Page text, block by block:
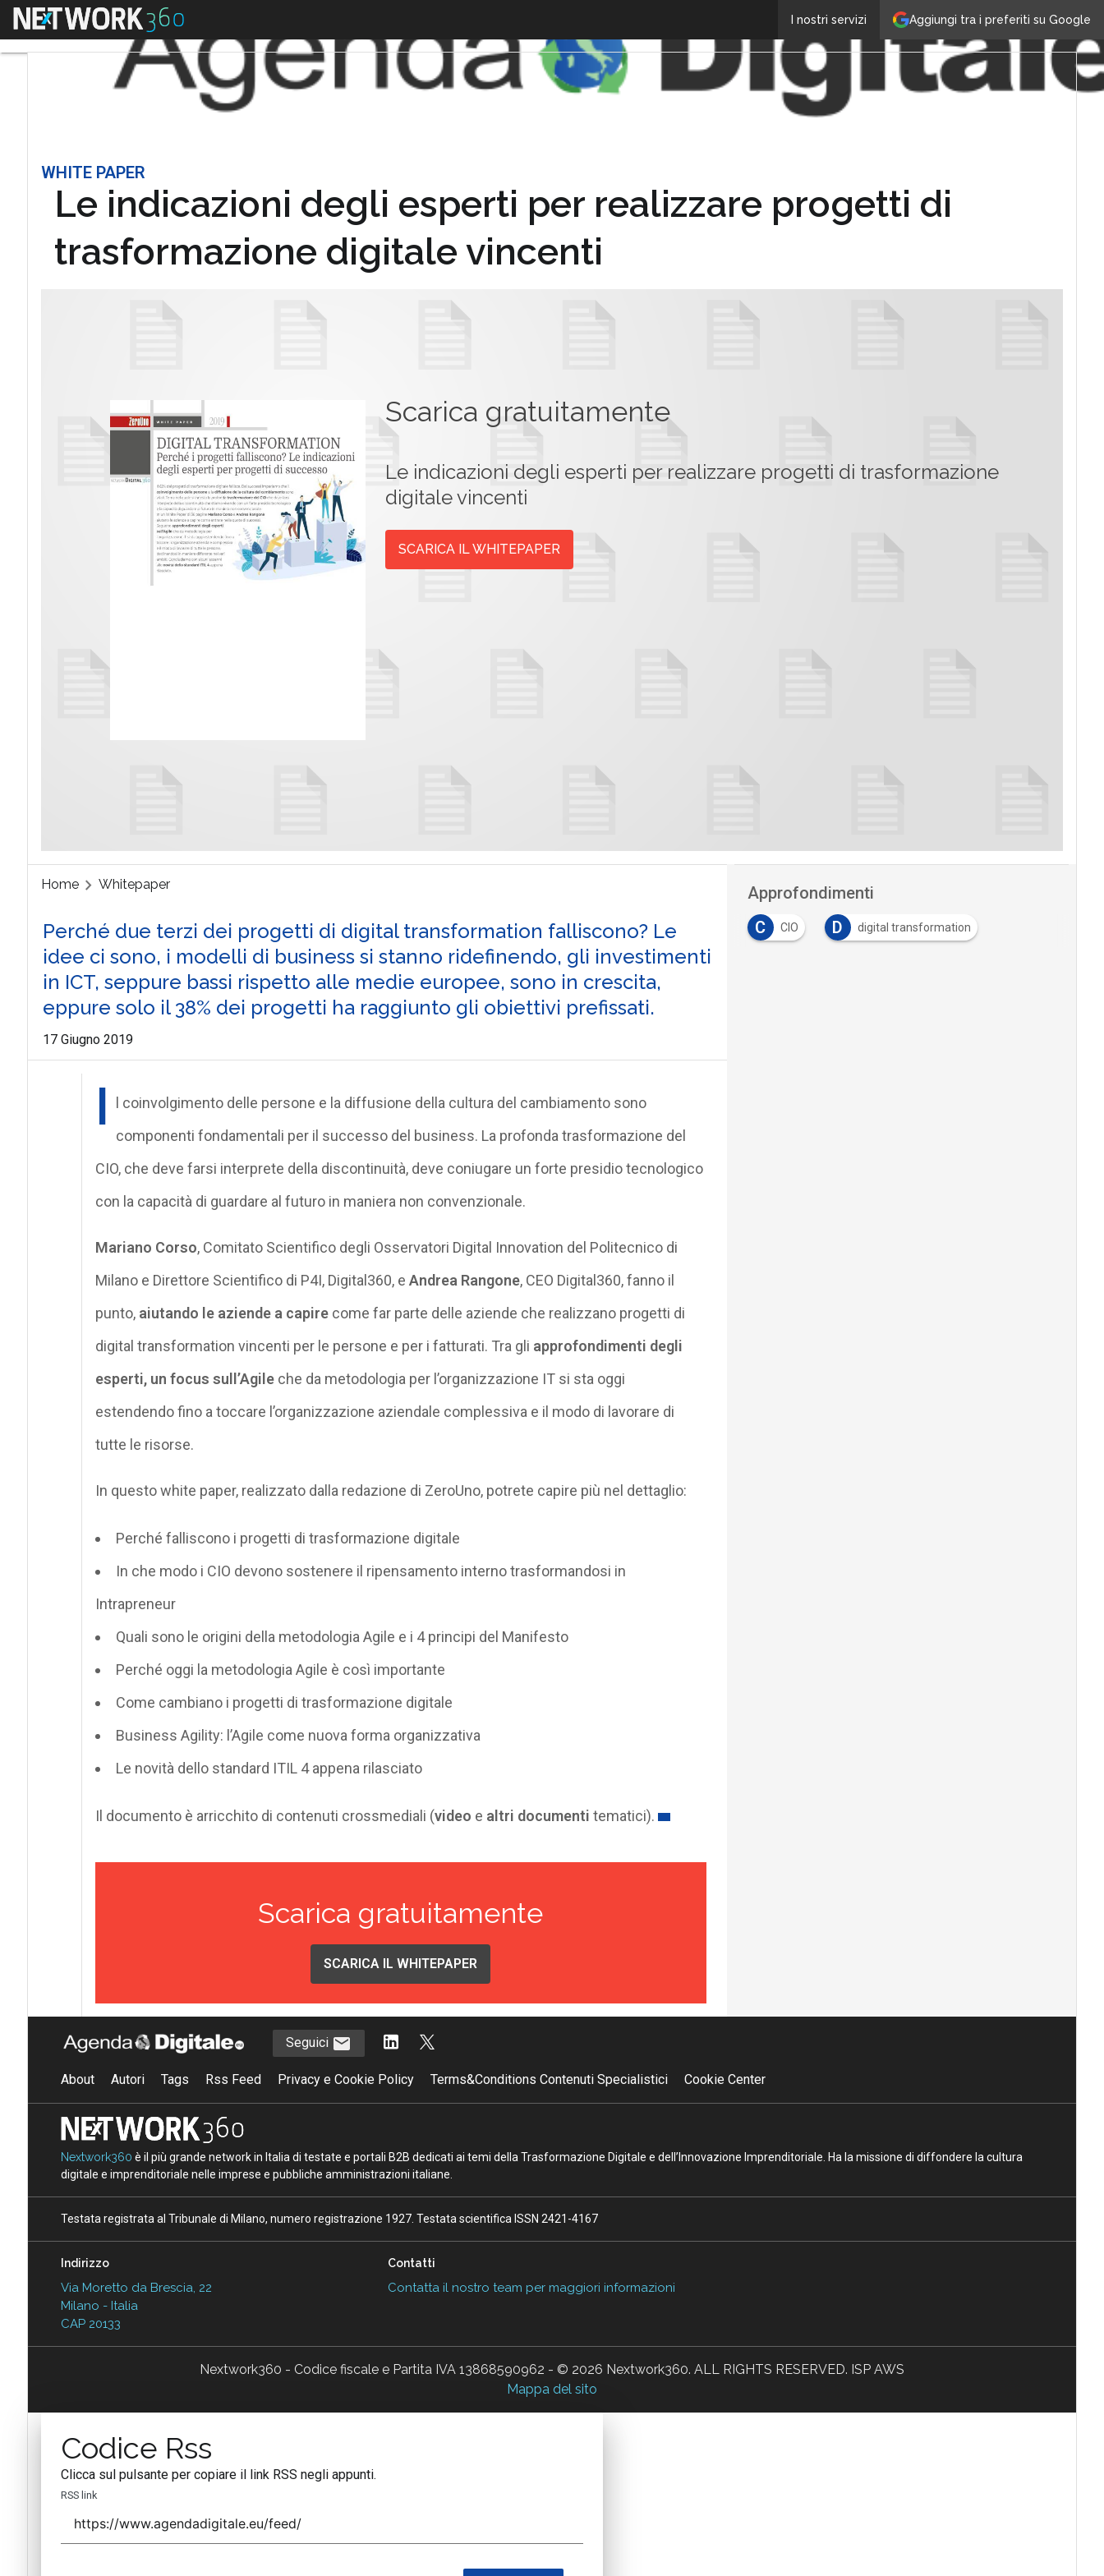
Aggiungi tra i preferiti su Google
I nostri servizi
Menu
WHITE PAPER
Le indicazioni degli esperti per realizzare progetti di
trasformazione digitale vincenti
Scarica gratuitamente
Le indicazioni degli esperti per realizzare progetti di trasformazione
digitale vincenti
SCARICA IL WHITEPAPER
Home Whitepaper
Perché due terzi dei progetti di digital transformation falliscono? Le
idee ci sono, i modelli di business si stanno ridefinendo, gli investimenti
in ICT, seppure bassi rispetto alle medie europee, sono in crescita,
eppure solo il 38% dei progetti ha raggiunto gli obiettivi prefissati.
17 Giugno 2019
I
l coinvolgimento delle persone e la diffusione della cultura del cambiamento sono
componenti fondamentali per il successo del business. La profonda trasformazione del
CIO, che deve farsi interprete della discontinuità, deve coniugare un forte presidio tecnologico
con la capacità di guardare al futuro in maniera non convenzionale.
Mariano Corso, Comitato Scientifico degli Osservatori Digital Innovation del Politecnico di
Milano e Direttore Scientifico di P4I, Digital360, e Andrea Rangone, CEO Digital360, fanno il
punto, aiutando le aziende a capirecome far parte delle aziende che realizzano progetti di
digital transformation vincenti per le persone e per i fatturati. Tra gli approfondimenti degli
esperti, un focus sull’Agileche da metodologia per l’organizzazione IT si sta oggi
estendendo fino a toccare l’organizzazione aziendale complessiva e il modo di lavorare di
tutte le risorse.
In questo white paper, realizzato dalla redazione di ZeroUno, potrete capire più nel dettaglio:
Perché falliscono i progetti di trasformazione digitale
In che modo i CIO devono sostenere il ripensamento interno trasformandosi in
Intrapreneur
Quali sono le origini della metodologia Agile e i 4 principi del Manifesto
Perché oggi la metodologia Agile è così importante
Come cambiano i progetti di trasformazione digitale
Business Agility: l’Agile come nuova forma organizzativa
Le novità dello standard ITIL 4 appena rilasciato
Il documento è arricchito di contenuti crossmediali (video e altri documenti tematici).
Scarica gratuitamente
SCARICA IL WHITEPAPER
Approfondimenti
C
CIO D digital transformation
Seguici
About Autori Tags Rss Feed Privacy e Cookie Policy Terms&Conditions Contenuti Specialistici Cookie Center
Nextwork360 è il più grande network in Italia di testate e portali B2B dedicati ai temi della Trasformazione Digitale e dell’Innovazione Imprenditoriale. Ha la missione di diffondere la cultura
digitale e imprenditoriale nelle imprese e pubbliche amministrazioni italiane.
Testata registrata al Tribunale di Milano, numero registrazione 1927. Testata scientifica ISSN 2421-4167
Indirizzo
Via Moretto da Brescia, 22
Milano - Italia
CAP 20133
Contatti
Contatta il nostro team per maggiori informazioni
Nextwork360 - Codice fiscale e Partita IVA 13868590962 - © 2026 Nextwork360. ALL RIGHTS RESERVED. ISP AWS
Mappa del sito
Codice Rss
Clicca sul pulsante per copiare il link RSS negli appunti.
RSS link